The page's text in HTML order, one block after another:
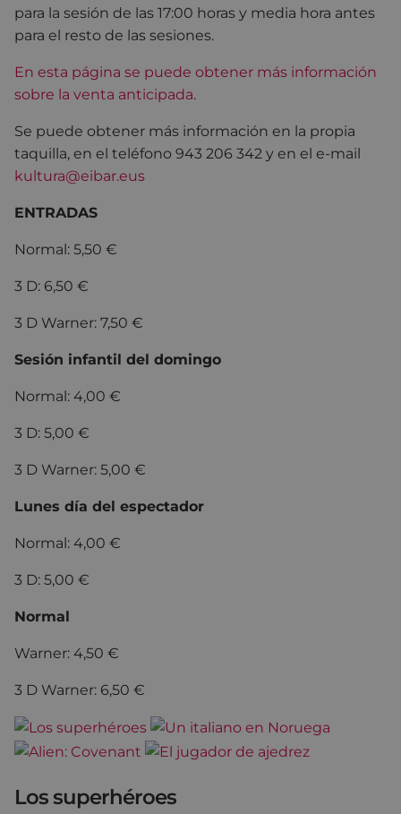
para la sesión de las 17:00 horas y media hora antes
para el resto de las sesiones.
En esta página se puede obtener más información
sobre la venta anticipada.
Se puede obtener más información en la propia
taquilla, en el teléfono 943 206 342 y en el e-mail
kultura@eibar.eus
ENTRADAS
Normal: 5,50 €
3 D: 6,50 €
3 D Warner: 7,50 €
Sesión infantil del domingo
Normal: 4,00 €
3 D: 5,00 €
3 D Warner: 5,00 €
Lunes día del espectador
Normal: 4,00 €
3 D: 5,00 €
Normal
Warner: 4,50 €
3 D Warner: 6,50 €
Los superhéroes